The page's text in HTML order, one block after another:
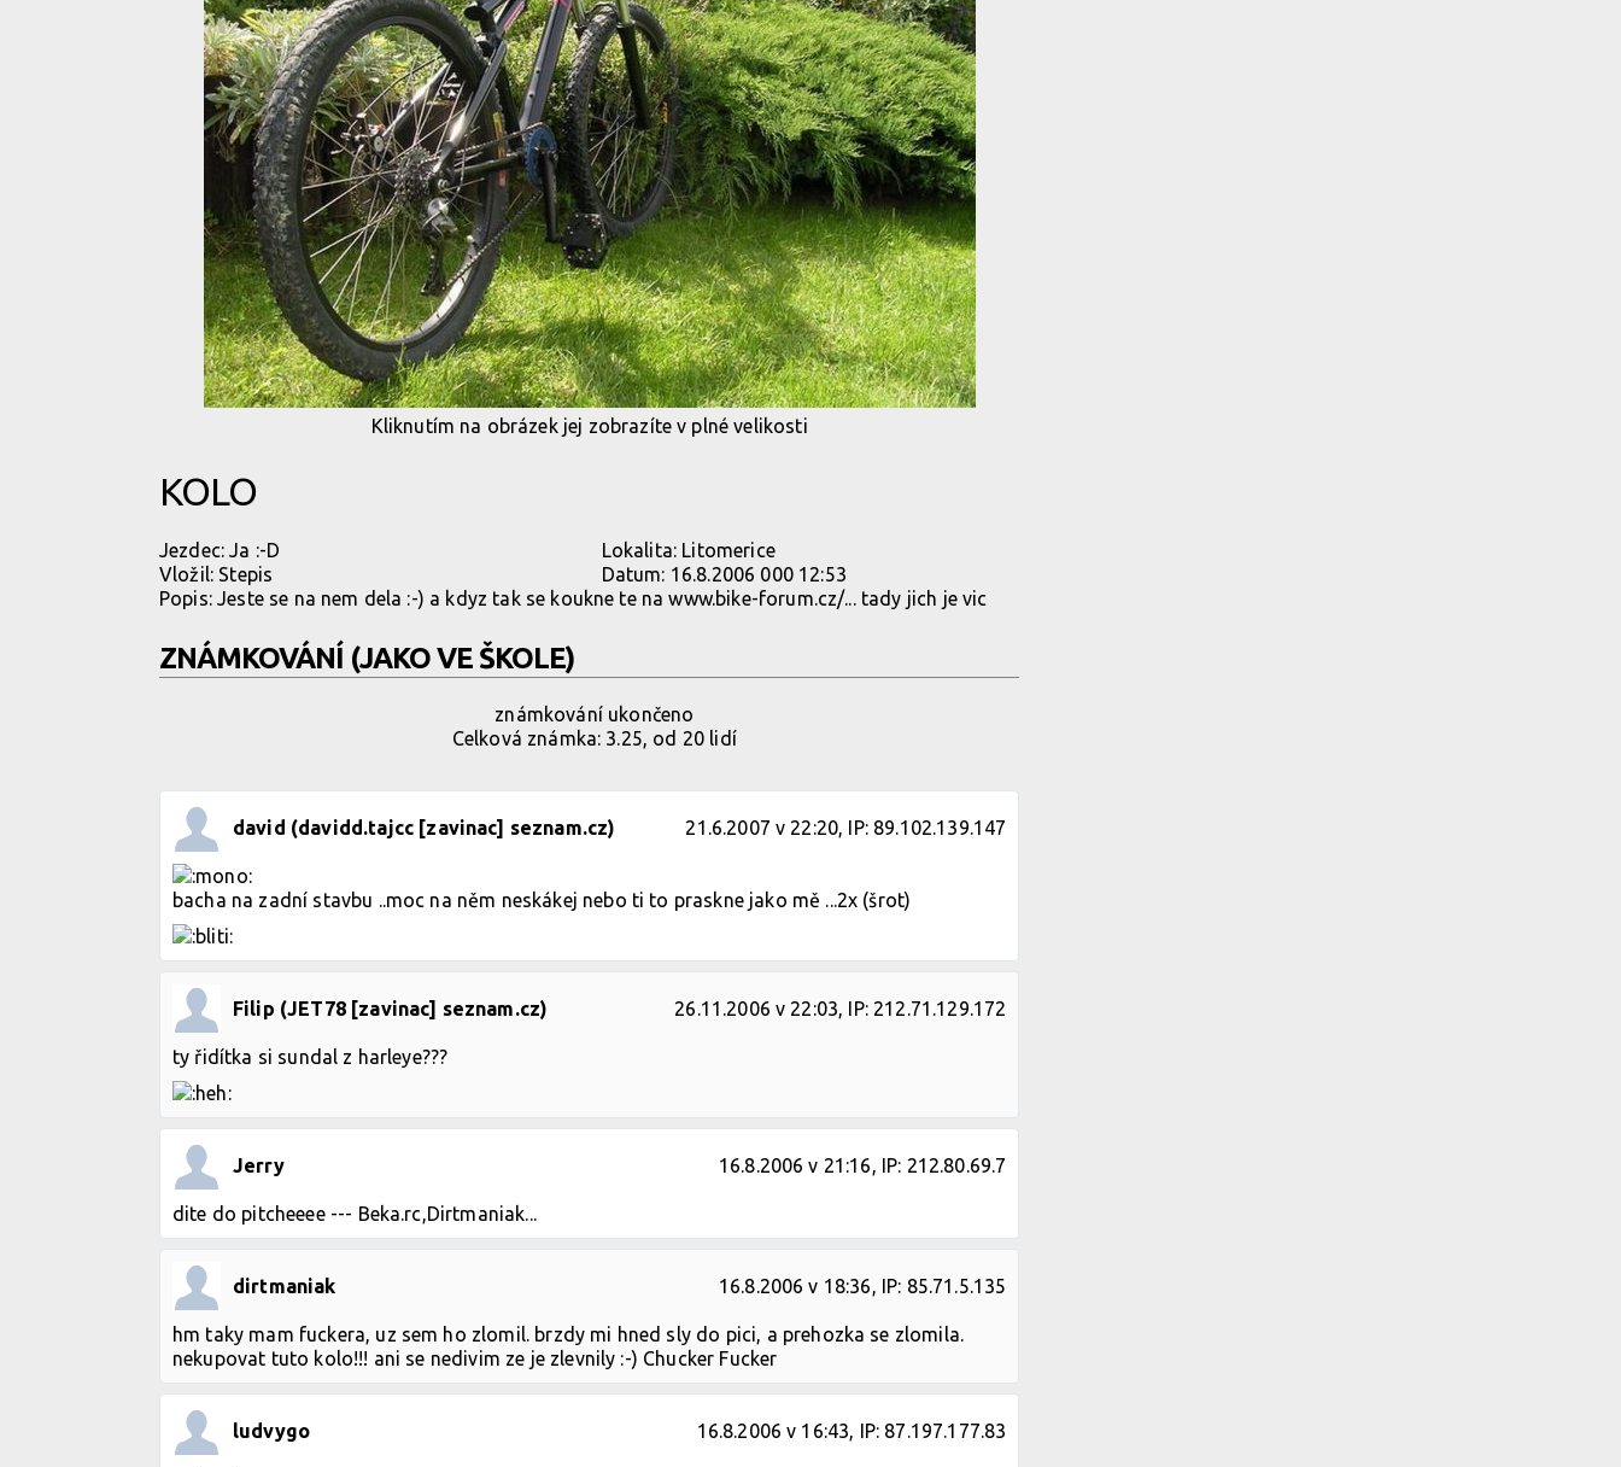
Kliknutím na obrázek jej zobrazíte v plné velikosti
KOLO
Jezdec:Ja :-D Lokalita: Litomerice
Vložil: Stepis Datum: 16.8.2006 000 12:53
Popis: Jeste se na nem dela :-) a kdyz tak se koukne te nawww.bike-forum.cz/...tady jich je vic
ZNÁMKOVÁNÍ (JAKO VE ŠKOLE)
známkování ukončeno
Celková známka: 3.25, od 20 lidí
david (davidd.tajcc [zavinac] seznam.cz) 21.6.2007 v 22:20, IP: 89.102.139.147
bacha na zadní stavbu ..moc na něm neskákej nebo ti to praskne jako mě ...2x (šrot)
Filip (JET78 [zavinac] seznam.cz) 26.11.2006 v 22:03, IP: 212.71.129.172
ty řidítka si sundal z harleye???
Jerry 16.8.2006 v 21:16, IP: 212.80.69.7
dite do pitcheeee --- Beka.rc,Dirtmaniak...
dirtmaniak 16.8.2006 v 18:36, IP: 85.71.5.135
hm taky mam fuckera, uz sem ho zlomil. brzdy mi hned sly do pici, a prehozka se zlomila.
nekupovat tuto kolo!!! ani se nedivim ze je zlevnily :-) Chucker Fucker
ludvygo 16.8.2006 v 16:43, IP: 87.197.177.83